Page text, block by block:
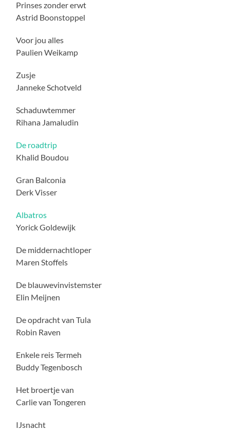
Prinses zonder erwt
Astrid Boonstoppel
Voor jou alles
Paulien Weikamp
Zusje
Janneke Schotveld
Schaduwtemmer
Rihana Jamaludin
De roadtrip
Khalid Boudou
Gran Balconia
Derk Visser
Albatros
Yorick Goldewijk
De middernachtloper
Maren Stoffels
De blauwevinvistemster
Elin Meijnen
De opdracht van Tula
Robin Raven
Enkele reis Termeh
Buddy Tegenbosch
Het broertje van
Carlie van Tongeren
IJsnacht